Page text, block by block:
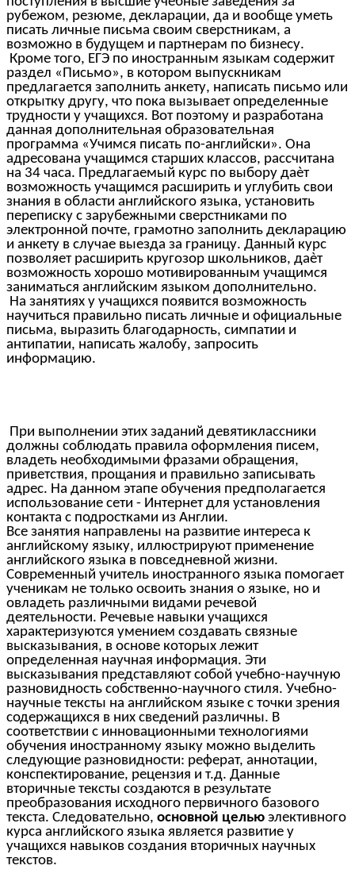
рубежом, резюме, декларации, да и вообще уметь
писать личные письма своим сверстникам, а
возможно в будущем и партнерам по бизнесу.
Кроме того, ЕГЭ по иностранным языкам содержит
раздел «Письмо», в котором выпускникам
предлагается заполнить анкету, написать письмо или
открытку другу, что пока вызывает определенные
трудности у учащихся. Вот поэтому и разработана
данная дополнительная образовательная
программа «Учимся писать по-английски». Она
адресована учащимся старших классов, рассчитана
на 34 часа. Предлагаемый курс по выбору даѐт
возможность учащимся расширить и углубить свои
знания в области английского языка, установить
переписку с зарубежными сверстниками по
электронной почте, грамотно заполнить декларацию
и анкету в случае выезда за границу. Данный курс
позволяет расширить кругозор школьников, даѐт
возможность хорошо мотивированным учащимся
заниматься английским языком дополнительно.
На занятиях у учащихся появится возможность
научиться правильно писать личные и официальные
письма, выразить благодарность, симпатии и
антипатии, написать жалобу, запросить
информацию.
При выполнении этих заданий девятиклассники
должны соблюдать правила оформления писем,
владеть необходимыми фразами обращения,
приветствия, прощания и правильно записывать
адрес. На данном этапе обучения предполагается
использование сети - Интернет для установления
контакта с подростками из Англии.
Все занятия направлены на развитие интереса к
английскому языку, иллюстрируют применение
английского языка в повседневной жизни.
Современный учитель иностранного языка помогает
ученикам не только освоить знания о языке, но и
овладеть различными видами речевой
деятельности. Речевые навыки учащихся
характеризуются умением создавать связные
высказывания, в основе которых лежит
определенная научная информация. Эти
высказывания представляют собой учебно-научную
разновидность собственно-научного стиля. Учебно-
научные тексты на английском языке с точки зрения
содержащихся в них сведений различны. В
соответствии с инновационными технологиями
обучения иностранному языку можно выделить
следующие разновидности: реферат, аннотации,
конспектирование, рецензия и т.д. Данные
вторичные тексты создаются в результате
преобразования исходного первичного базового
текста. Следовательно, основной целью элективного
курса английского языка является развитие у
учащихся навыков создания вторичных научных
текстов.